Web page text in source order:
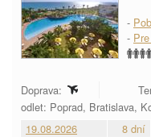
-
-
Doprava:
odlet: Poprad, Bratislava,
19.08.2026
8 dní